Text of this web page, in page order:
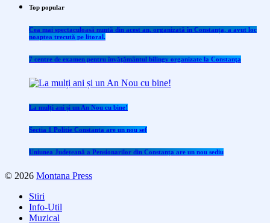
Top popular
Cea mai spectaculoasă nuntă din acest an, organizată în Constanța, a avut loc
noaptea trecută pe litoral.
7 centre de examen pentru învăţământul bilingv organizate la Constanţa
La mulți ani și un An Nou cu bine!
Sectia 1 Politie Constanta are un nou sef
Uniunea Județeană a Pensionarilor din Constanța are un nou sediu
© 2026 Montana Press
Stiri
Info-Util
Muzical